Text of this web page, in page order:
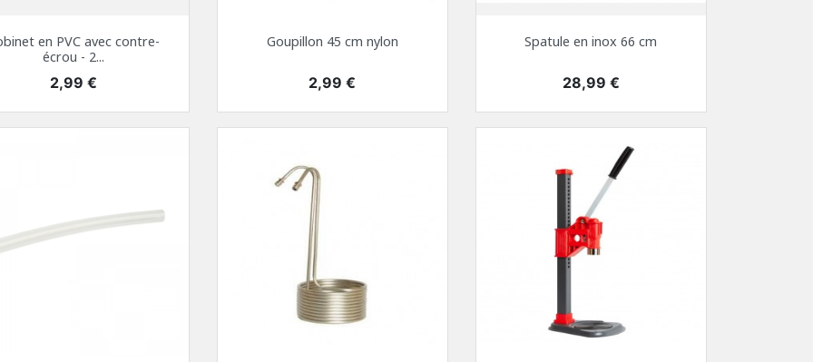
en PVC avec contre-
écrou - 2...
Prix
2,99 €
Goupillon 45 cm nylon
Prix
2,99 €
Spatule en inox 66 cm
Prix
28,99 €